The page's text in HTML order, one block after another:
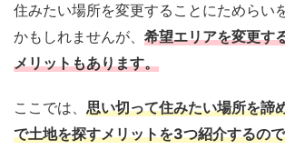
住みたい場所を変更することにためらい
かもしれませんが、 希望エリアを変更す
メリットもあります。
ここでは、 思い切って住みたい場所を諦
で土地を探すメリットを3つ紹介するの